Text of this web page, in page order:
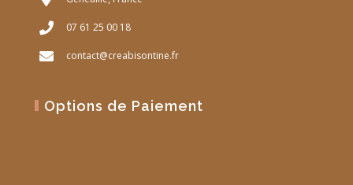
07 61 25 00 18
contact@creabisontine.fr
Options de Paiement